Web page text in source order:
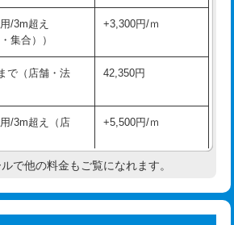
使用（バンド止
5,500円
削・埋め戻し作
11,000円
（VP・HI）使
33,000円
（VP・HI）使
+8,800円
ング鋼管・銅
/3m超え
集合））
+3,300円/ｍ
で（店舗・法
42,350円
/3m超え（店
+5,500円/ｍ
現地調査
で他の料金もご覧になれます。